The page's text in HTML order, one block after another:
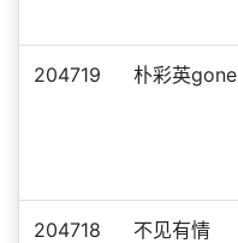
204719 朴彩英gone
204718 不见有情